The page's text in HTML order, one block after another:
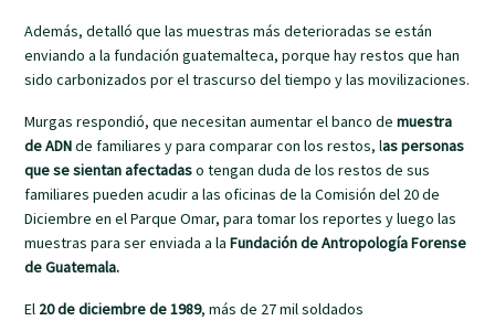
Además, detalló que las muestras más deterioradas se están
enviando a la fundación guatemalteca, porque hay restos que han
sido carbonizados por el trascurso del tiempo y las movilizaciones.
Murgas respondió, que necesitan aumentar el banco demuestra
de ADNde familiares y para comparar con los restos, las personas
que se sientan afectadaso tengan duda de los restos de sus
familiares pueden acudir a las oficinas de la Comisión del 20 de
Diciembre en el Parque Omar, para tomar los reportes y luego las
muestras para ser enviada a la Fundación de Antropología Forense
de Guatemala.
El 20 de diciembre de 1989, más de 27 mil soldados